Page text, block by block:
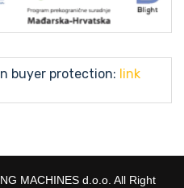
buyer protection: link
MACHINES d.o.o. All Right